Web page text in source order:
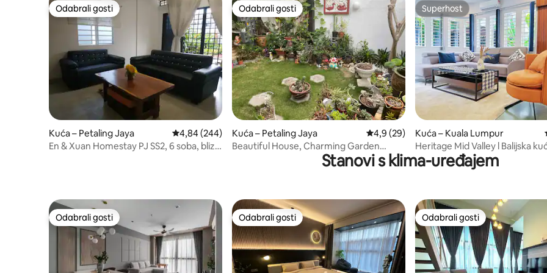
Odabrali gosti
Odabrali gosti
Kuća – Petaling Jaya Prosječna ocjena: 4,84/5, recenzija: 244
4,84 (244)
En & Xuan Homestay PJ SS2, 6 soba, blizu
Odabrali gosti
Odabrali gosti
Kuća – Petaling Jaya Prosječna ocjena: 4,9/5, recenzija: 29
4,9 (29)
Beautiful House, Charming Garden
Superhost
Superhost
Kuća – Kuala Lumpur
Heritage Mid Valley l Balijska
odmor za 8 osoba
Stanovi s klima-uređajem
Odabrali gosti
Odabrali gosti Odabrali gosti
Odabrali gosti Odabrali gosti
Odabrali gosti